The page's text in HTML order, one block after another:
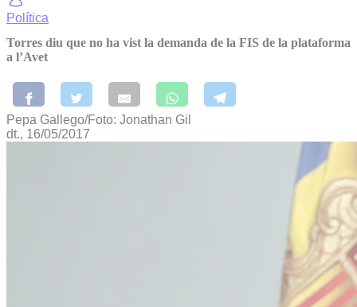
Política
Torres diu que no ha vist la demanda de la FIS de la plataforma
a l’Avet
Pepa Gallego/Foto: Jonathan Gil
dt., 16/05/2017